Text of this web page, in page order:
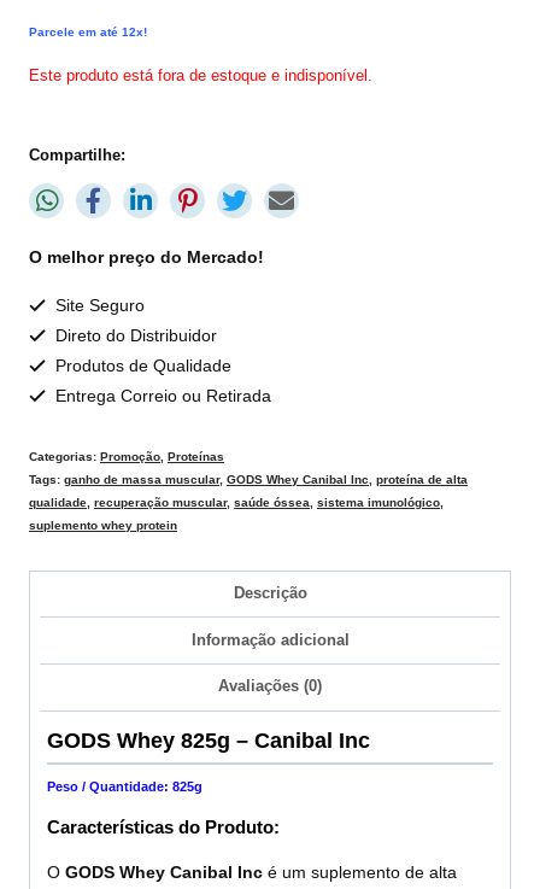
Parcele em até 12x!
Este produto está fora de estoque e indisponível.
Compartilhe:
O melhor preço do Mercado!
Site Seguro
Direto do Distribuidor
Produtos de Qualidade
Entrega Correio ou Retirada
Categorias: Promoção Proteínas
Tags: ganho de massa muscular, GODS Whey Canibal Inc
proteína de alta
qualidade recuperação muscular, saúde óssea sistema imunológico
suplemento whey protein
Descrição
Informação adicional
Avaliações (0)
GODS Whey 825g – Canibal Inc
Peso / Quantidade: 825g
Características do Produto:
O GODS Whey Canibal Inc é um suplemento de alta